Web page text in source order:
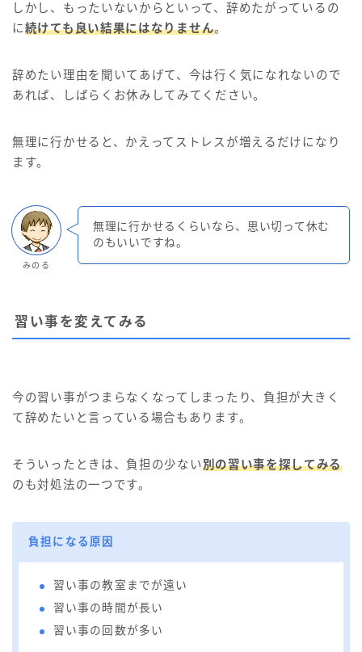
しかし、もったいないからといって、辞めたがっているの
に続けても良い結果にはなりません。
辞めたい理由を聞いてあげて、今は行く気になれないので
あれば、しばらくお休みしてみてください。
無理に行かせると、かえってストレスが増えるだけになり
ます。
みのる
無理に行かせるくらいなら、思い切って休む
のもいいですね。
習い事を変えてみる
今の習い事がつまらなくなってしまったり、負担が大きく
て辞めたいと言っている場合もあります。
そういったときは、負担の少ない別の習い事を探してみる
のも対処法の一つです。
負担になる原因
習い事の教室までが遠い
習い事の時間が長い
習い事の回数が多い